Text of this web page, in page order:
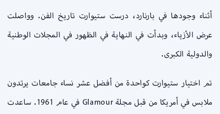
أثناء وجودها في بارنارد، درست ستيوارت تاريخ الفن. وواصلت
عرض الأزياء، وبدأت في النهاية في الظهور في المجلات الوطنية
والدولية الكبرى.
تم اختيار ستيوارت كواحدة من أفضل عشر نساء جامعات يرتدون
ملابس في أمريكا من قبل مجلة Glamour في عام 1961. ساعدت